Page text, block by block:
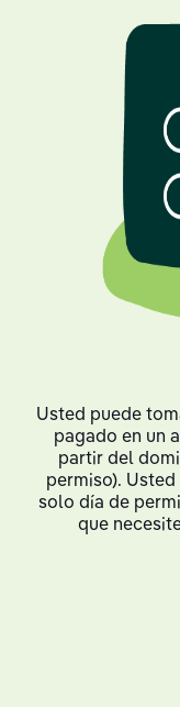
Usted puede
pagado en un
partir del
permiso).
solo día de
que